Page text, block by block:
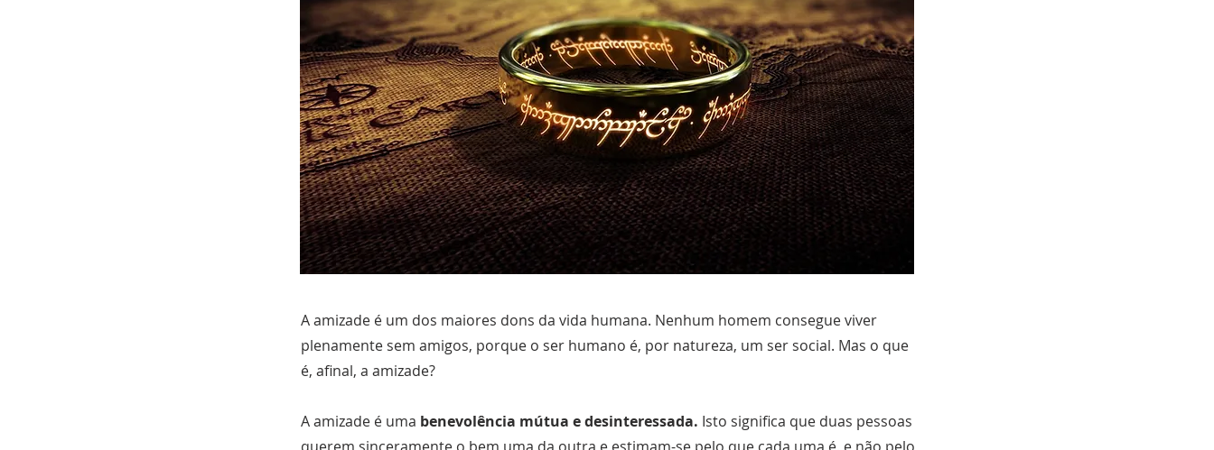
A amizade é um dos maiores dons da vida humana. Nenhum homem consegue viver
plenamente sem amigos, porque o ser humano é, por natureza, um ser social. Mas o que
é, afinal, a amizade?
A amizade é uma benevolência mútua e desinteressada. Isto significa que duas pessoas